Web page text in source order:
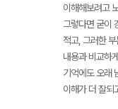
이해해보려고
그렇다면 굳이
적고, 그러한
내용과 비교하
기억에도 오래
이해가 더 잘되